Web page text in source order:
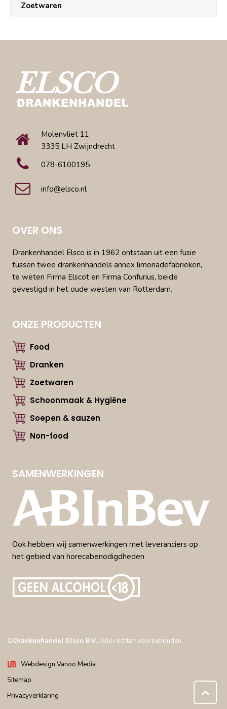
Zoetwaren
Molenvliet 11
3335 LH Zwijndrecht
078-6100195
info@elsco.nl
OVER ONS
Drankenhandel Elsco is in 1962 ontstaan uit een fusie
tussen twee drankenhandels annex limonadefabrieken,
te weten Firma Elscot en Firma Confurius, beide
gevestigd in het oude westen van Rotterdam.
ONZE PRODUCTEN
Food
Dranken
Zoetwaren
Schoonmaak & Hygiëne
Soepen & sauzen
Non-food
SAMENWERKINGEN
Ook hebben wij samenwerkingen met leveranciers op
het gebied van horecabenodigdheden
©Drankenhandel Elsco B.V.. Alle rechten voorbehouden.
Webdesign Vanoo Media
Sitemap
Privacyverklaring